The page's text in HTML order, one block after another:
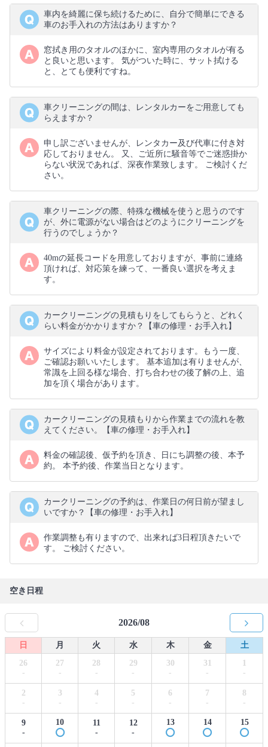
車内を綺麗に保ち続けるために、自分で簡単にできる
車のお手入れの方法はありますか？
窓拭き用のタオルのほかに、室内専用のタオルが有る
と良いと思います。 気がついた時に、サット拭ける
と、とても便利ですね。
車クリーニングの間は、レンタルカーをご用意しても
らえますか？
申し訳ございませんが、レンタカー及び代車に付き対
応しておりません。 又、ご近所に騒音等でご迷惑掛か
らない状況であれば、深夜作業致します。 ご検討くだ
さい。
車クリーニングの際、特殊な機械を使うと思うのです
が、外に電源がない場合はどのようにクリーニングを
行うのでしょうか？
40mの延長コードを用意しておりますが、事前に連絡
頂ければ、対応策を練って、一番良い選択を考えま
す。
カークリーニングの見積もりをしてもらうと、どれく
らい料金がかかりますか？【車の修理・お手入れ】
サイズにより料金が設定されております。もう一度、
ご確認お願いいたします。 基本追加は有りませんが、
常識を上回る様な場合、打ち合わせの後了解の上、追
加を頂く場合があります。
カークリーニングの見積もりから作業までの流れを教
えてください。【車の修理・お手入れ】
料金の確認後、仮予約を頂き、日にち調整の後、本予
約。 本予約後、作業当日となります。
カークリーニングの予約は、作業日の何日前が望まし
いですか？【車の修理・お手入れ】
作業調整も有りますので、出来れば3日程頂きたいで
す。 ご検討ください。
空き日程
2026/08
日 月 火 水 木 金
土
26
-
27
-
28
-
29
-
30
-
31
-
1
-
2
-
3
-
4
-
5
-
6
-
7
-
8
-
9
-
10
11
-
12
-
13 14 15